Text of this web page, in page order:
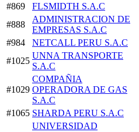
#869
FLSMIDTH S.A.C
#888
ADMINISTRACION DE
EMPRESAS S.A.C
#984
NETCALL PERU S.A.C
#1025
UNNA TRANSPORTE
S.A.C
#1029
COMPAÑIA
OPERADORA DE GAS
S.A.C
#1065 SHARDA PERU S.A.C
UNIVERSIDAD